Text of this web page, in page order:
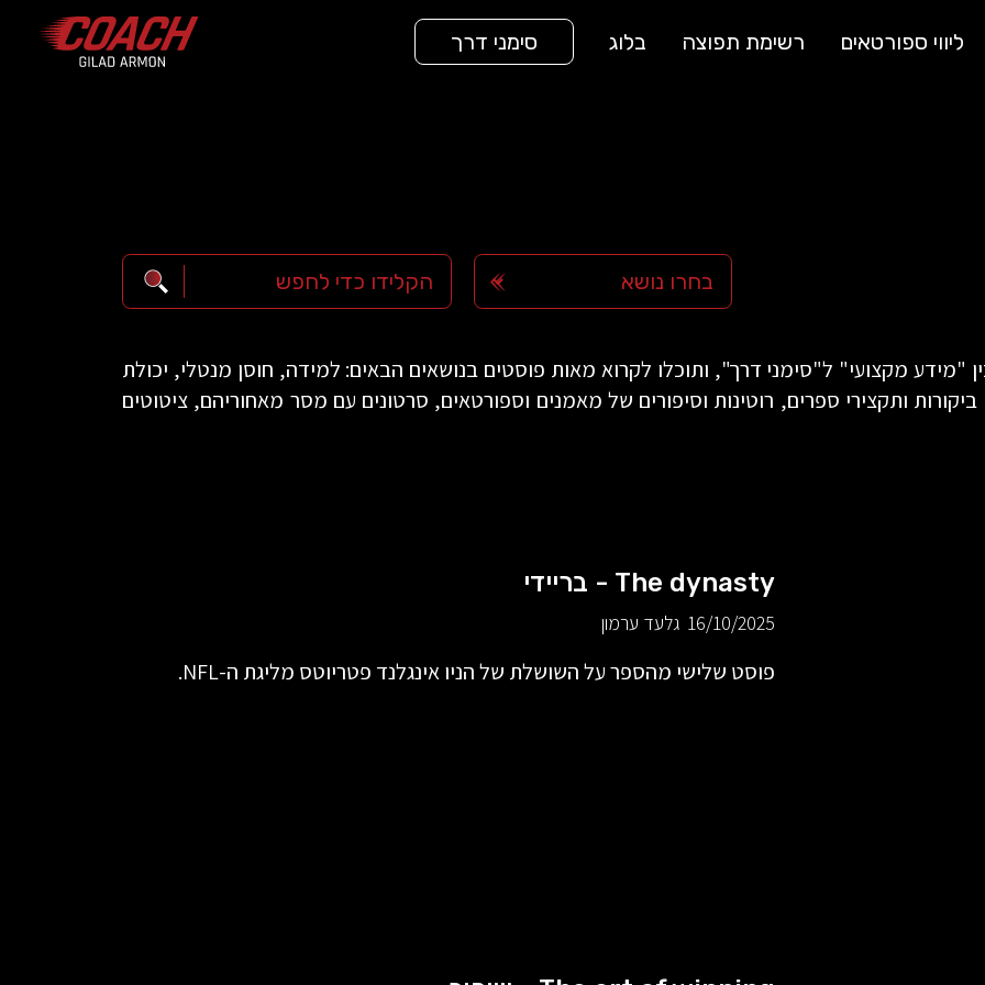
ליווי ספורטאים רשימת תפוצה בלוג סימני דרך
מקצועי" ל"סימני דרך", ותוכלו לקרוא מאות פוסטים בנושאים הבאים: למידה, חוסן מנטלי, יכולת
ביקורות ותקצירי ספרים, רוטינות וסיפורים של מאמנים וספורטאים, סרטונים עם מסר מאחוריהם, ציטוטים
The dynasty - בריידי
16/10/2025 גלעד ערמון
פוסט שלישי מהספר על השושלת של הניו אינגלנד פטריוטס מליגת ה-NFL.